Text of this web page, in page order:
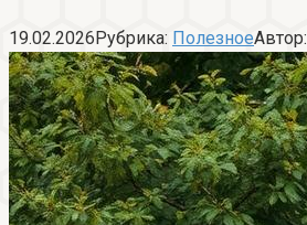
19.02.2026Рубрика: ПолезноеАвтор: